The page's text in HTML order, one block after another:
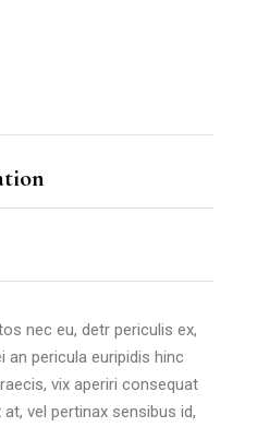
nec eu, detr periculis ex,
an pericula euripidis hinc
vix aperiri consequat
vel pertinax sensibus id,